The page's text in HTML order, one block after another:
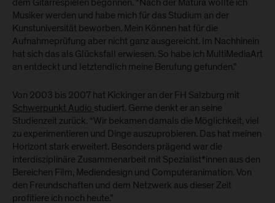
Musiker werden und habe mich für das Studium an der
Kunstuniversität beworben. Mein Können hat für die
Aufnahmeprüfung aber nicht ganz ausgereicht. Im Nachhinein
hat sich das als Glücksfall erwiesen. So habe ich MultiMediaArt
an entdeckt und letztendlich meine Berufung gefunden.”
Von 2003 bis 2007 hat Kickinger an der FH Salzburg mit
Schwerpunkt Audio studiert. Gerne denkt er an seine
Studienzeit zurück. “Wir bekamen damals die Möglichkeit, viel
zu experimentieren und Dinge auszuprobieren. Das hat meinen
Horizont stark erweitert. Besonders prägend war die
interdisziplinäre Zusammenarbeit mit Spezialist*innen aus den
Bereichen Film, Mediendesign und Computeranimation. Von
den Freundschaften und dem Netzwerk aus dieser Zeit
profitiere ich noch heute.”